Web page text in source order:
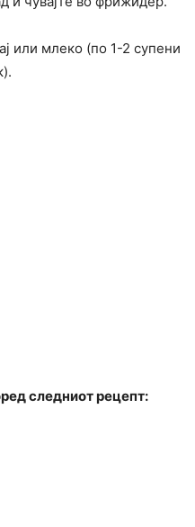
или млеко (по 1-2 супени
следниот рецепт: